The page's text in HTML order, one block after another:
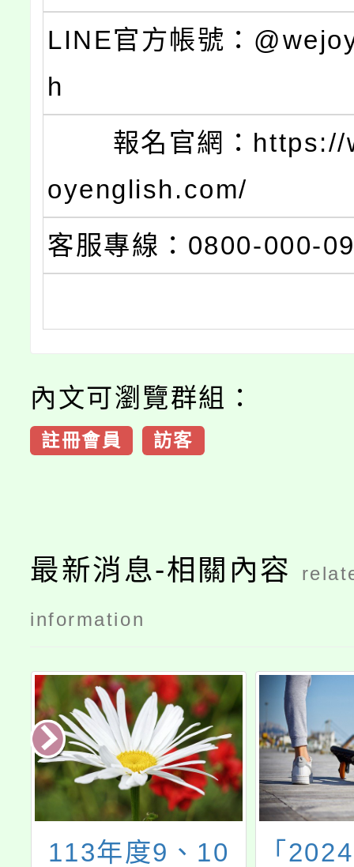
LINE官方帳號：
h
報名官網：https://
oyenglish.com/
客服專線：0800-000-
內文可瀏覽群組：
註冊會員 訪客
最新消息-相關內容
information
113年度9、10 「